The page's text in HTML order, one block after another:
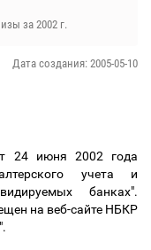
за 2002 г.
Дата создания: 2005-05-10
24 июня 2002 года
учета и
банках".
на веб-сайте НБКР